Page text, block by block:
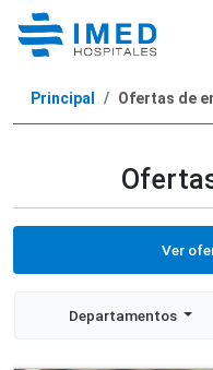
Principal Ofertas de
Ver
Departamentos